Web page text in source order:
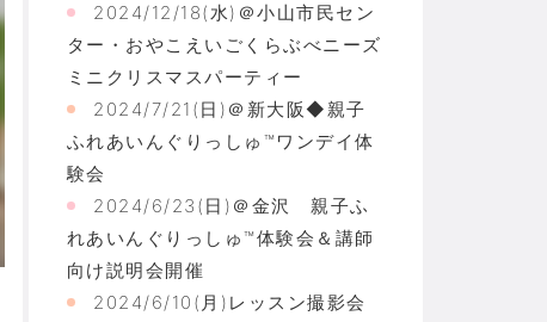
2024/12/18(水)＠小山市民セン
ター・おやこえいごくらぶべニーズ
ミニクリスマスパーティー
2024/7/21(日)＠新大阪◆親子
ふれあいんぐりっしゅ™ワンデイ体
験会
2024/6/23(日)＠金沢 親子ふ
れあいんぐりっしゅ™体験会＆講師
向け説明会開催
2024/6/10(月)レッスン撮影会